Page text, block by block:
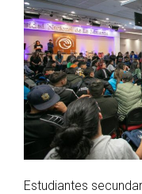
Estudiantes